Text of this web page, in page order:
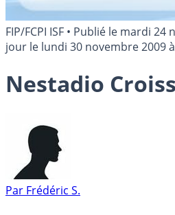
FIP/FCPI ISF • Publié le mardi 24
jour le lundi 30 novembre 2009
Nestadio
Par Frédéric S.